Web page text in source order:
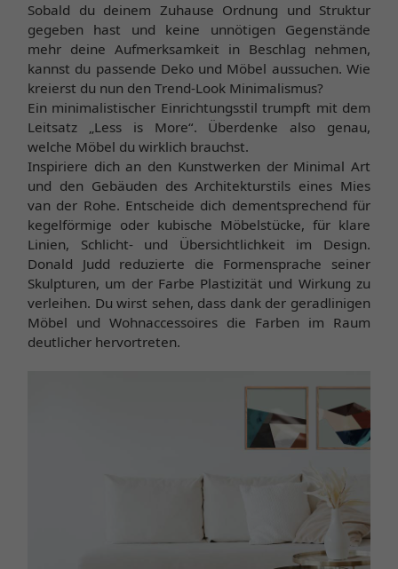
Sobald du deinem Zuhause Ordnung und Struktur
gegeben hast und keine unnötigen Gegenstände
mehr deine Aufmerksamkeit in Beschlag nehmen,
kannst du passende Deko und Möbel aussuchen. Wie
kreierst du nun den Trend-Look Minimalismus?
Ein minimalistischer Einrichtungsstil trumpft mit dem
Leitsatz „Less is More“. Überdenke also genau,
welche Möbel du wirklich brauchst.
Inspiriere dich an den Kunstwerken der Minimal Art
und den Gebäuden des Architekturstils eines Mies
van der Rohe. Entscheide dich dementsprechend für
kegelförmige oder kubische Möbelstücke, für klare
Linien, Schlicht- und Übersichtlichkeit im Design.
Donald Judd reduzierte die Formensprache seiner
Skulpturen, um der Farbe Plastizität und Wirkung zu
verleihen. Du wirst sehen, dass dank der geradlinigen
Möbel und Wohnaccessoires die Farben im Raum
deutlicher hervortreten.